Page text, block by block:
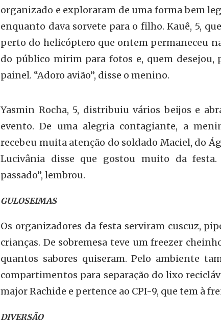
organizado e exploraram de uma forma bem
enquanto dava sorvete para o filho. Kauê, 5,
perto do helicóptero que ontem permaneceu
do público mirim para fotos e, quem desejou,
painel. “Adoro avião”, disse o menino.
Yasmin Rocha, 5, distribuiu vários beijos e
evento. De uma alegria contagiante, a
recebeu muita atenção do soldado Maciel, do
Lucivânia disse que gostou muito da
passado”, lembrou.
GULOSEIMAS
Os organizadores da festa serviram cuscuz,
crianças. De sobremesa teve um freezer
quantos sabores quiseram. Pelo ambiente
compartimentos para separação do lixo
major Rachide e pertence ao CPI-9, que tem à
DIVERSÃO